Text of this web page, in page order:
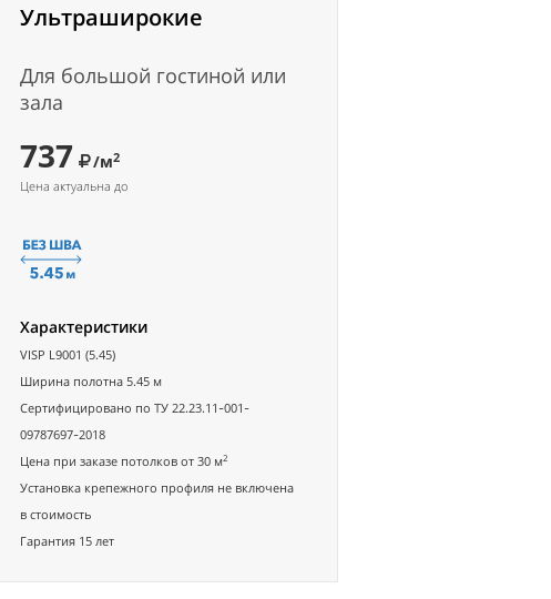
Ультраширокие
Для большой гостиной или
зала
737 /м2
Цена актуальна до
Характеристики
VISP L9001 (5.45)
Ширина полотна 5.45 м
Сертифицировано по ТУ 22.23.11-001-
09787697-2018
Цена при заказе потолков от 30 м2
Установка крепежного профиля не включена
в стоимость
Гарантия 15 лет